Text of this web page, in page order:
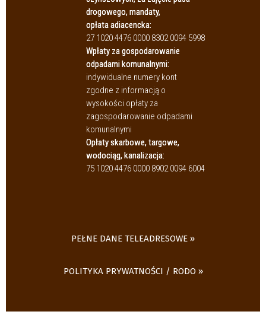
drogowego, mandaty,
opłata adiacencka:
27 1020 4476 0000 8302 0094 5998
Wpłaty za gospodarowanie
odpadami komunalnymi:
indywidualne numery kont
zgodne z informacją o
wysokości opłaty za
zagospodarowanie odpadami
komunalnymi
Opłaty skarbowe, targowe,
wodociąg, kanalizacja:
75 1020 4476 0000 8902 0094 6004
PEŁNE DANE TELEADRESOWE
POLITYKA PRYWATNOŚCI / RODO